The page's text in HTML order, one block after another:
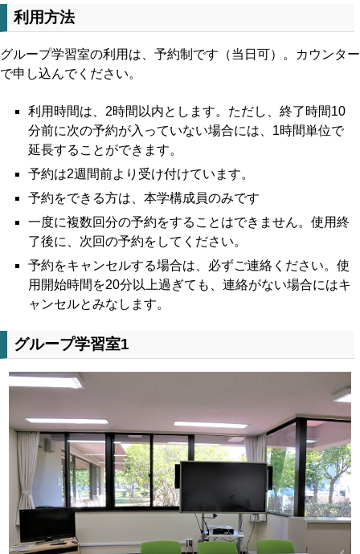
利用方法
グループ学習室の利用は、予約制です（当日可）。カウンター
で申し込んでください。
利用時間は、2時間以内とします。ただし、終了時間10
分前に次の予約が入っていない場合には、1時間単位で
延長することができます。
予約は2週間前より受け付けています。
予約をできる方は、本学構成員のみです
一度に複数回分の予約をすることはできません。使用終
了後に、次回の予約をしてください。
予約をキャンセルする場合は、必ずご連絡ください。使
用開始時間を20分以上過ぎても、連絡がない場合にはキ
ャンセルとみなします。
グループ学習室1